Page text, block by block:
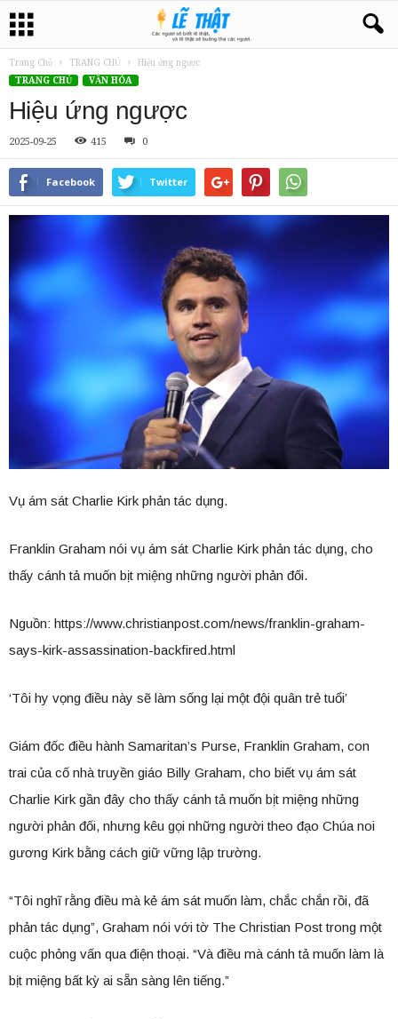
Trang Chủ TRANG CHỦ
Hiệu ứng ngược
TRANG CHỦ
VĂN HÓA
Hiệu ứng ngược
2025-09-25 415 0
Facebook Twitter
Vụ ám sát Charlie Kirk phản tác dụng.
Franklin Graham nói vụ ám sát Charlie Kirk phản tác dụng, cho
thấy cánh tả muốn bịt miệng những người phản đối.
Nguồn: https://www.christianpost.com/news/franklin-graham-
says-kirk-assassination-backfired.html
‘Tôi hy vọng điều này sẽ làm sống lại một đội quân trẻ tuổi’
Giám đốc điều hành Samaritan’s Purse, Franklin Graham, con
trai của cố nhà truyền giáo Billy Graham, cho biết vụ ám sát
Charlie Kirk gần đây cho thấy cánh tả muốn bịt miệng những
người phản đối, nhưng kêu gọi những người theo đạo Chúa noi
gương Kirk bằng cách giữ vững lập trường.
“Tôi nghĩ rằng điều mà kẻ ám sát muốn làm, chắc chắn rồi, đã
phản tác dụng”, Graham nói với tờ The Christian Post trong một
cuộc phỏng vấn qua điện thoại. “Và điều mà cánh tả muốn làm là
bịt miệng bất kỳ ai sẵn sàng lên tiếng.”